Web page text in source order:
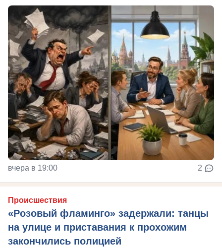
вчера в 19:00 2
Происшествия
«Розовый фламинго» задержали: танцы
на улице и приставания к прохожим
закончились полицией